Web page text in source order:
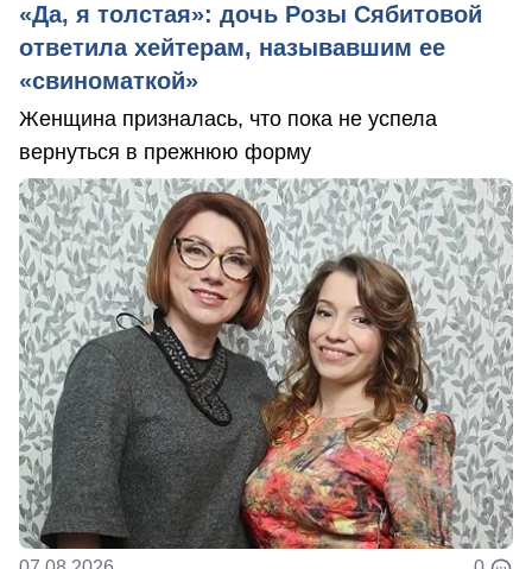
«Да, я толстая»: дочь Розы Сябитовой
ответила хейтерам, называвшим ее
«свиноматкой»
Женщина призналась, что пока не успела
вернуться в прежнюю форму